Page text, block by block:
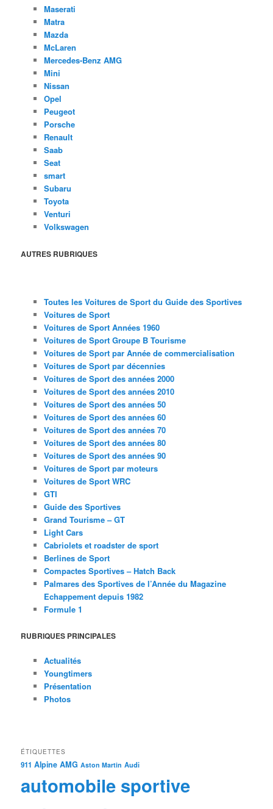
Maserati
Matra
Mazda
McLaren
Mercedes-Benz AMG
Mini
Nissan
Opel
Peugeot
Porsche
Renault
Saab
Seat
smart
Subaru
Toyota
Venturi
Volkswagen
AUTRES RUBRIQUES
Toutes les Voitures de Sport du Guide des Sportives
Voitures de Sport
Voitures de Sport Années 1960
Voitures de Sport Groupe B Tourisme
Voitures de Sport par Année de commercialisation
Voitures de Sport par décennies
Voitures de Sport des années 2000
Voitures de Sport des années 2010
Voitures de Sport des années 50
Voitures de Sport des années 60
Voitures de Sport des années 70
Voitures de Sport des années 80
Voitures de Sport des années 90
Voitures de Sport par moteurs
Voitures de Sport WRC
GTI
Guide des Sportives
Grand Tourisme – GT
Light Cars
Cabriolets et roadster de sport
Berlines de Sport
Compactes Sportives – Hatch Back
Palmares des Sportives de l’Année du Magazine
Echappement depuis 1982
Formule 1
RUBRIQUES PRINCIPALES
Actualités
Youngtimers
Présentation
Photos
ÉTIQUETTES
911 Alpine AMG Aston Martin Audi
automobile sportive